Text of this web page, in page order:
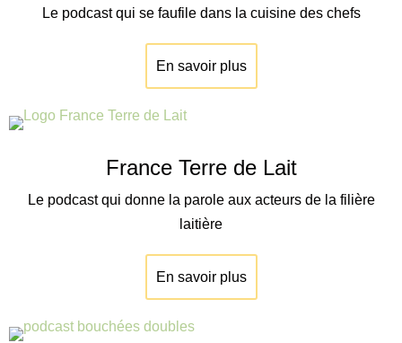
Le podcast qui se faufile dans la cuisine des chefs
En savoir plus
France Terre de Lait
Le podcast qui donne la parole aux acteurs de la filière
laitière
En savoir plus